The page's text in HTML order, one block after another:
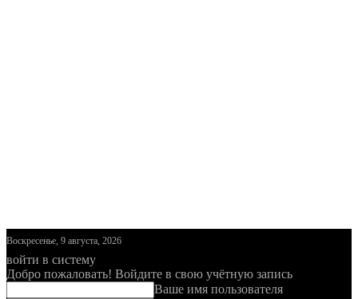
Воскресенье, 9 августа, 2026
войти в систему
Добро пожаловать! Войдите в свою учётную запись
Ваше имя пользователя